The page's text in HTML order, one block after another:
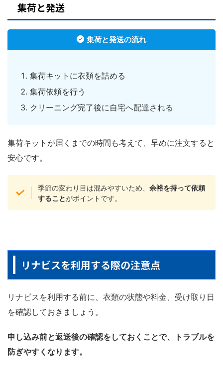
集荷と発送
集荷と発送の流れ
集荷キットに衣類を詰める
集荷依頼を行う
クリーニング完了後に自宅へ配達される
集荷キットが届くまでの時間も考えて、早めに注文すると
安心です。
季節の変わり目は混みやすいため、余裕を持って依頼
することがポイントです。
リナビスを利用する際の注意点
リナビスを利用する前に、衣類の状態や料金、受け取り日
を確認しておきましょう。
申し込み前と返送後の確認をしておくことで、トラブルを
防ぎやすくなります。